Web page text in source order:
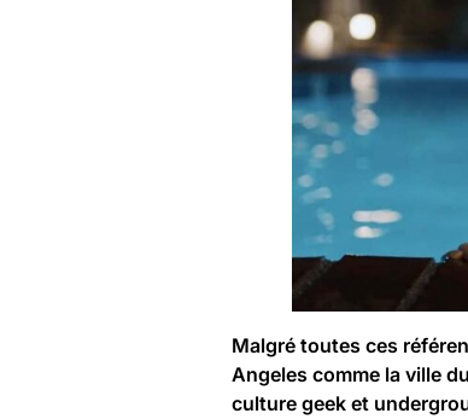
Malgré toutes ces
Angeles comme la ville
culture geek et